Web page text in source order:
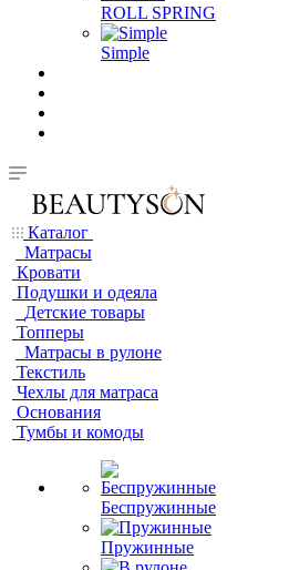
ROLL SPRING
Simple
Каталог
Матрасы
Кровати
Подушки и одеяла
Детские товары
Топперы
Матрасы в рулоне
Текстиль
Чехлы для матраса
Основания
Тумбы и комоды
Беспружинные
Пружинные